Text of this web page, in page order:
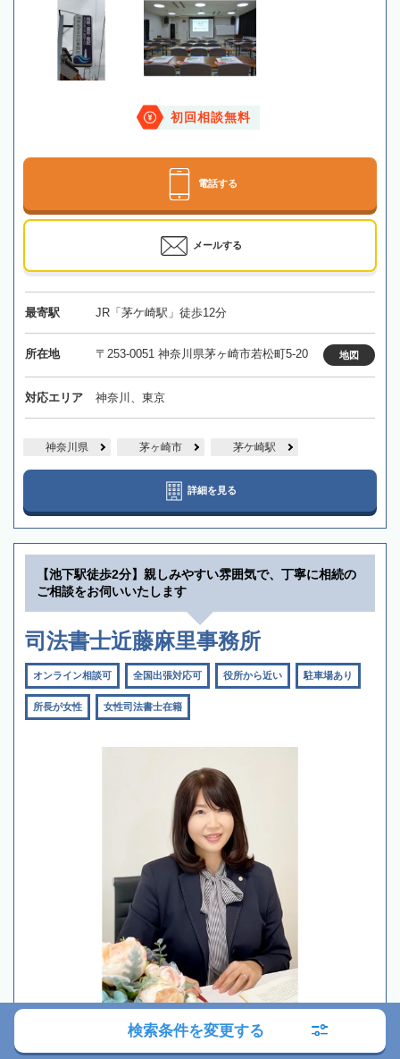
初回相談無料
電話する
メールする
最寄駅 JR「茅ケ崎駅」徒歩12分
所在地 〒253-0051 神奈川県茅ヶ崎市若松町5-20 地図
対応エリア 神奈川、東京
神奈川県 茅ヶ崎市 茅ケ崎駅
詳細を見る
【池下駅徒歩2分】親しみやすい雰囲気で、丁寧に相続の
ご相談をお伺いいたします
司法書士近藤麻里事務所
オンライン相談可 全国出張対応可 役所から近い 駐車場あり
所長が女性 女性司法書士在籍
検索条件を変更する